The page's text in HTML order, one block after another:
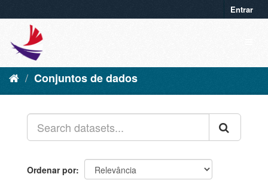
Entrar
Conjuntos de dados
Ordenar por